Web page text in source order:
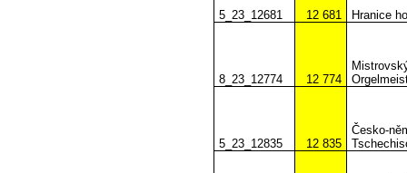
5_23_12681 12 681 Hranice
8_23_12774 12 774
5_23_12835 12 835
Česko-